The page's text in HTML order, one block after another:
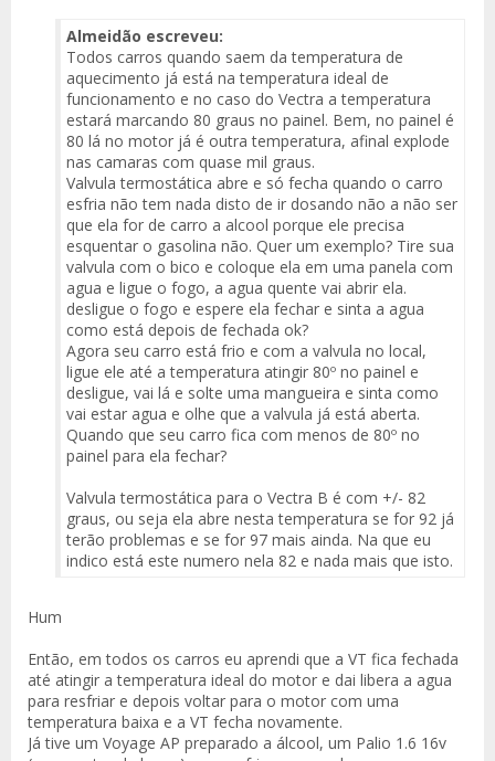
Almeidão escreveu:
Todos carros quando saem da temperatura de
aquecimento já está na temperatura ideal de
funcionamento e no caso do Vectra a temperatura
estará marcando 80 graus no painel. Bem, no painel é
80 lá no motor já é outra temperatura, afinal explode
nas camaras com quase mil graus.
Valvula termostática abre e só fecha quando o carro
esfria não tem nada disto de ir dosando não a não ser
que ela for de carro a alcool porque ele precisa
esquentar o gasolina não. Quer um exemplo? Tire sua
valvula com o bico e coloque ela em uma panela com
agua e ligue o fogo, a agua quente vai abrir ela.
desligue o fogo e espere ela fechar e sinta a agua
como está depois de fechada ok?
Agora seu carro está frio e com a valvula no local,
ligue ele até a temperatura atingir 80º no painel e
desligue, vai lá e solte uma mangueira e sinta como
vai estar agua e olhe que a valvula já está aberta.
Quando que seu carro fica com menos de 80º no
painel para ela fechar?
Valvula termostática para o Vectra B é com +/- 82
graus, ou seja ela abre nesta temperatura se for 92 já
terão problemas e se for 97 mais ainda. Na que eu
indico está este numero nela 82 e nada mais que isto.
Hum
Então, em todos os carros eu aprendi que a VT fica fechada
até atingir a temperatura ideal do motor e dai libera a agua
para resfriar e depois voltar para o motor com uma
temperatura baixa e a VT fecha novamente.
Já tive um Voyage AP preparado a álcool, um Palio 1.6 16v